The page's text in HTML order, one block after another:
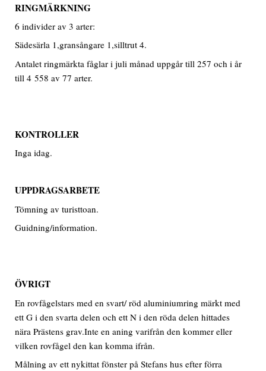
RINGMÄRKNING
6 individer av 3 arter:
Sädesärla 1,gransångare 1,silltrut 4.
Antalet ringmärkta fåglar i juli månad uppgår till 257 och i år
till 4 558 av 77 arter.
KONTROLLER
Inga idag.
UPPDRAGSARBETE
Tömning av turisttoan.
Guidning/information.
ÖVRIGT
En rovfågelstars med en svart/ röd aluminiumring märkt med
ett G i den svarta delen och ett N i den röda delen hittades
nära Prästens grav.Inte en aning varifrån den kommer eller
vilken rovfågel den kan komma ifrån.
Målning av ett nykittat fönster på Stefans hus efter förra